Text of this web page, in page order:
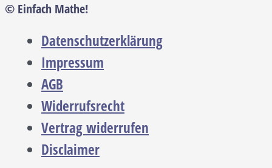
© Einfach Mathe!
Datenschutzerklärung
Impressum
AGB
Widerrufsrecht
Vertrag widerrufen
Disclaimer